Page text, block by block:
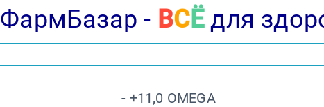
ФармБазар - ВСЁдля
- +11,0 OMEGA